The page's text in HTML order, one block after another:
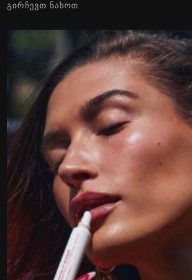
ᲒᲘᲠᲩᲔᲕᲗ ᲜᲐᲮᲝᲗ